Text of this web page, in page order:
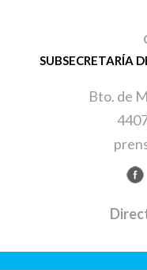
SUBSECRETARÍA
Bto. de